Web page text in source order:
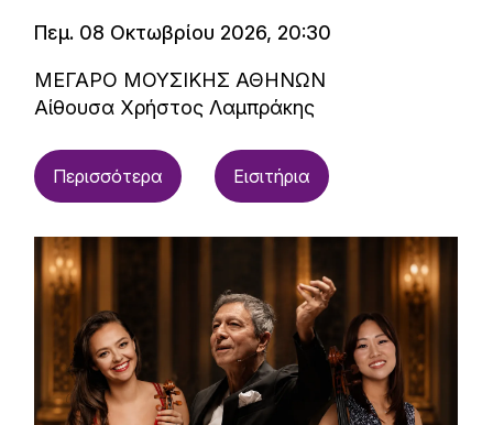
Πεμ. 08 Οκτωβρίου 2026, 20:30
ΜΕΓΑΡΟ ΜΟΥΣΙΚΗΣ ΑΘΗΝΩΝ
Αίθουσα Χρήστος Λαμπράκης
Περισσότερα Εισιτήρια